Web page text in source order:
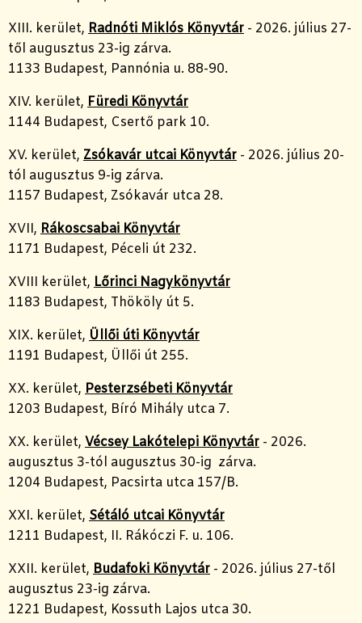
XIII. kerület, Radnóti Miklós Könyvtár - 2026. július 27-
től augusztus 23-ig zárva.
1133 Budapest, Pannónia u. 88-90.
XIV. kerület, Füredi Könyvtár
1144 Budapest, Csertő park 10.
XV. kerület, Zsókavár utcai Könyvtár - 2026. július 20-
tól augusztus 9-ig zárva.
1157 Budapest, Zsókavár utca 28.
XVII, Rákoscsabai Könyvtár
1171 Budapest, Péceli út 232.
XVIII kerület, Lőrinci Nagykönyvtár
1183 Budapest, Thököly út 5.
XIX. kerület, Üllői úti Könyvtár
1191 Budapest, Üllői út 255.
XX. kerület, Pesterzsébeti Könyvtár
1203 Budapest, Bíró Mihály utca 7.
XX. kerület, Vécsey Lakótelepi Könyvtár - 2026.
augusztus 3-tól augusztus 30-ig zárva.
1204 Budapest, Pacsirta utca 157/B.
XXI. kerület, Sétáló utcai Könyvtár
1211 Budapest, II. Rákóczi F. u. 106.
XXII. kerület, Budafoki Könyvtár - 2026. július 27-től
augusztus 23-ig zárva.
1221 Budapest, Kossuth Lajos utca 30.